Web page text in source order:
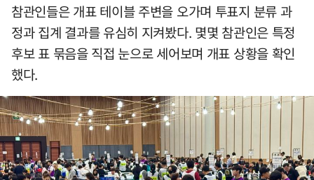
참관인들은 개표 테이블 주변을 오가며 투표지 분류 과
정과 집계 결과를 유심히 지켜봤다. 몇몇 참관인은 특정
후보 표 묶음을 직접 눈으로 세어보며 개표 상황을 확인
했다.